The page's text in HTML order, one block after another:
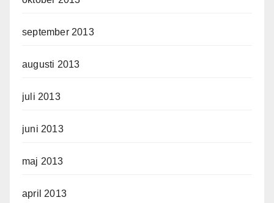
september 2013
augusti 2013
juli 2013
juni 2013
maj 2013
april 2013